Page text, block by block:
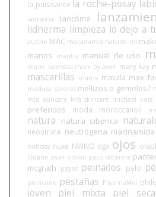
la puissance la roche-posay
lancaster lancôme
lidherma limpieza lo dejo a
autino MAC macadamia natural oil
manos mantra manual de uso
mario badescu mark by avon mary kay
mascarillas matrix mavala max
medusa colores mellizos o gemelos?
mia skincare Mía skincare michael kors
preferidos
moda moroccanoil
natura natura siberica
neostrata neutrogena niacinamida
noticias nuxe NWNO ogx ojos
Orlane osis+ otowil paco rabanne
mcgrath
payot peinados pelo
perricone pestañas PharmaMel
joven
piel mixta piel seca